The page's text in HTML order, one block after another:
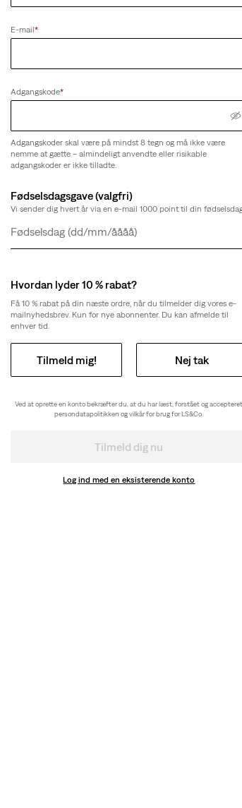
E-mail*
Adgangskode*
Adgangskoder skal være på mindst 8 tegn og må ikke være
nemme at gætte – almindeligt anvendte eller risikable
adgangskoder er ikke tilladte.
Fødselsdagsgave (valgfri)
Vi sender dig hvert år via en e-mail 1000 point til din
Dag
Måned
År
Hvordan lyder 10 % rabat?
Få 10 % rabat på din næste ordre, når du tilmelder dig vores e-
mailnyhedsbrev. Kun for nye abonnenter. Du kan afmelde til
enhver tid.
Tilmeld mig! Nej tak
Ved at oprette en konto bekræfter du, at du har læst, forstået og accepteret
persondatapolitikken og vilkår for brug for LS&Co.
Tilmeld dig nu
Log ind med en eksisterende konto